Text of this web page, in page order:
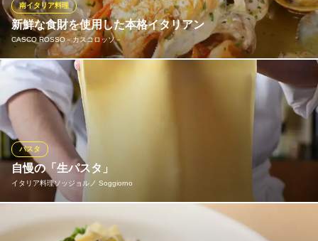
新鮮な食財を使用した本格イタリアン
CASCO ROSSO－カスコロッソ－
南イタリア料理
南伊シチリア・プーリア料理を得意とするシェフ”SAMEJIM
A”の、オリーブオイルをベースに浜田の新鮮な魚介類や有機無農
薬野菜などの食財を使用し、シンプルかつ ダイナミックに仕上げ
た入魂の逸品を是非！！
CASCO ROSSO－カスコロッソ－
広島駅前バル・石窯ピザ
ＪＲ広島駅 徒歩5分
広島県広島市南区猿猴橋町6-12
自慢の「生パスタ」
イタリア料理ソッジョルノ Soggiorno
パスタ
当店の生パスタは小麦本来の風味とモチモチとした食感が特徴で